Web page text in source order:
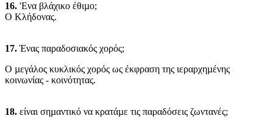
16. 'Eνα βλάχικο έθιµο;
Ο Kλήδονας.
17.Ένας παραδοσιακός χορός;
Ο µεγάλος κυκλικός χορός ως έκφραση της ιεραρχηµένης
κοινωνίας - κοινότητας.
18. είναι σηµαντικό να κρατάµε τις παραδόσεις ζωντανές;